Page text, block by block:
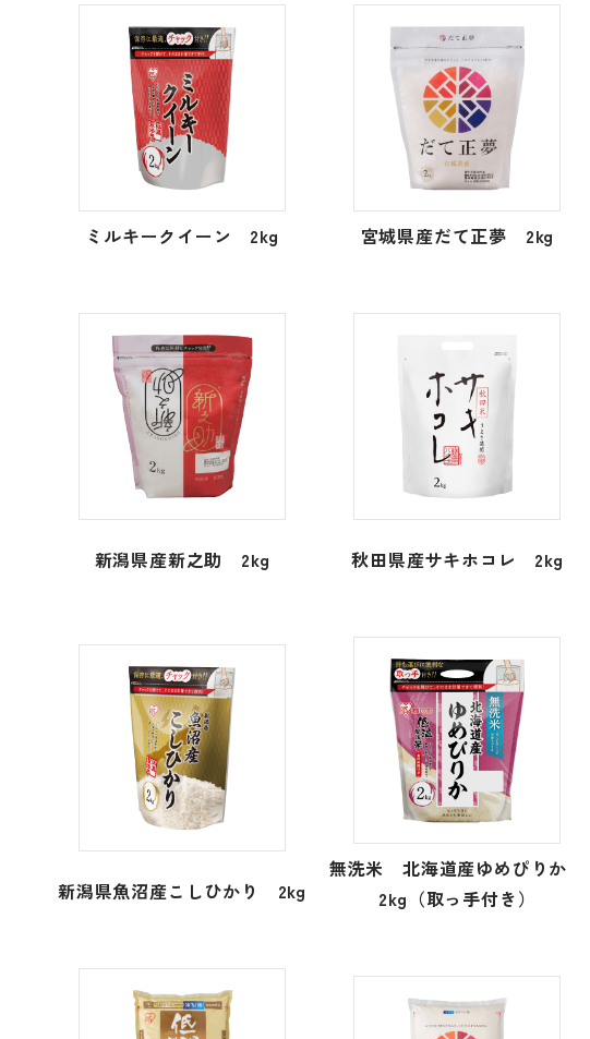
ミルキークイーン 2kg 宮城県産だて正夢 2kg
新潟県産新之助 2kg 秋田県産サキホコレ 2kg
新潟県魚沼産こしひかり 2kg
無洗米 北海道産ゆめぴりか
2kg（取っ手付き）